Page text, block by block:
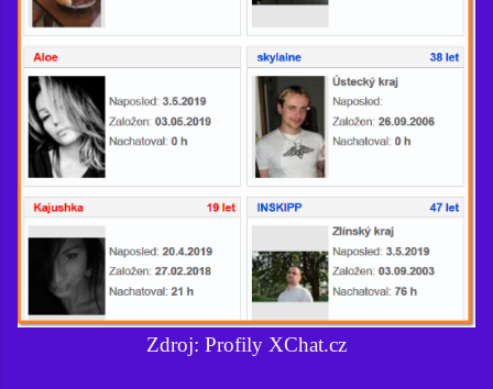
Zdroj: Profily XChat.cz